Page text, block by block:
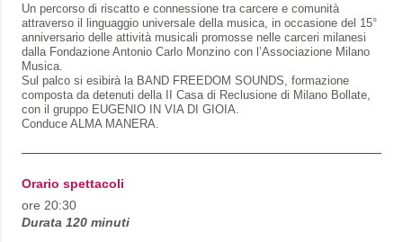
Un percorso di riscatto e connessione tra carcere e comunità
attraverso il linguaggio universale della musica, in occasione del 15°
anniversario delle attività musicali promosse nelle carceri milanesi
dalla Fondazione Antonio Carlo Monzino con l’Associazione Milano
Musica.
Sul palco si esibirà la BAND FREEDOM SOUNDS, formazione
composta da detenuti della II Casa di Reclusione di Milano Bollate,
con il gruppo EUGENIO IN VIA DI GIOIA.
Conduce ALMA MANERA.
Orario spettacoli
ore 20:30
Durata 120 minuti